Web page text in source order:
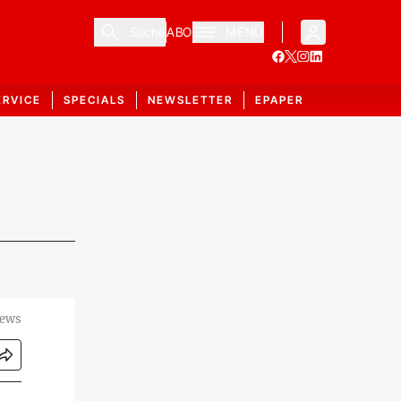
ABO
SPECIALS NEWSLETTER EPAPER